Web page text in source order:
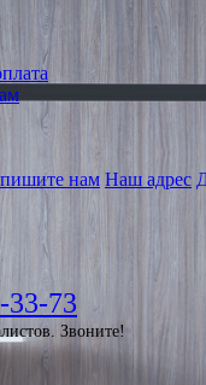
нам Наш адрес
33-73
Звоните!